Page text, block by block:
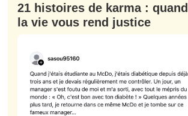
21 histoires de karma : quand
la vie vous rend justice